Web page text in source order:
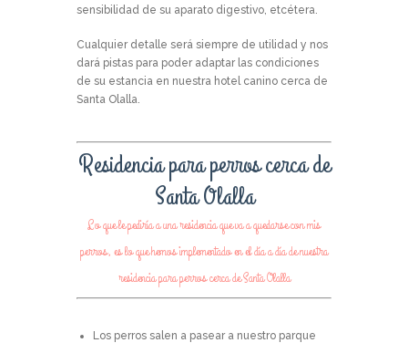
sensibilidad de su aparato digestivo, etcétera.
Cualquier detalle será siempre de utilidad y nos
dará pistas para poder adaptar las condiciones
de su estancia en nuestra hotel canino cerca de
Santa Olalla.
Residencia para perros cerca de
Santa Olalla
Lo que le pediría a una residencia que va a quedarse con mis
perros, es lo que hemos implementado en el día a día de nuestra
residencia para perros cerca de Santa Olalla
Los perros salen a pasear a nuestro parque